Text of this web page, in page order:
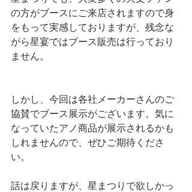
の方がブースにご来店されますので身
をもって実感しておりますが、残念な
がら星宴ではブース販売は行っており
ません。
しかし、今回は各社メーカーさんのご
協賛でブース展示がございます。気に
なっていたアノ商品が展示されるかも
しれませんので、ぜひご期待くださ
い。
話は戻りますが、星まつりで欲しかっ